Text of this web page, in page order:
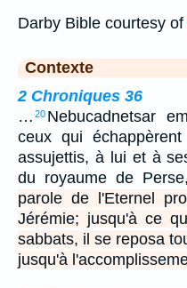
Darby Bible courtesy of
Contexte
2 Chroniques 36
… 20 Nebucadnetsar
ceux qui
assujettis, à lui et à
du royaume de
parole de l'Eternel
Jérémie; jusqu'à ce
sabbats, il se reposa
jusqu'à